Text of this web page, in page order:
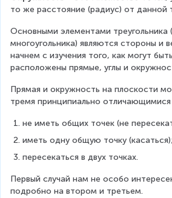
то же расстояние (радиус) от данной
Основными элементами треугольника
многоугольника) являются стороны и
начнем с изучения того, как могут
расположены прямые, углы и
Прямая и окружность на плоскости
тремя принципиально
не иметь общих точек (не
иметь одну общую точку (касаться);
пересекаться в двух точках.
Первый случай нам не особо
подробно на втором и третьем.